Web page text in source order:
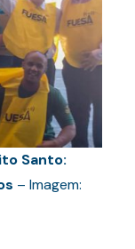
Santo:
– Imagem: